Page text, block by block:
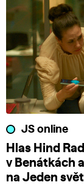
JS online
Hlas Hind
v Benátkách
na Jeden